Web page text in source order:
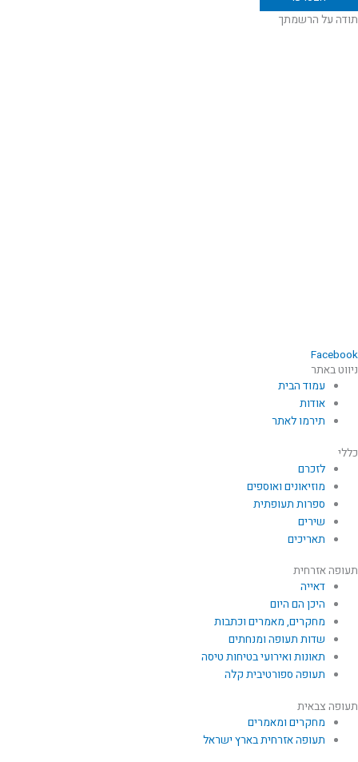
תודה על הרשמתך
Facebook
ניווט באתר
עמוד הבית
אודות
תירמו לאתר
כללי
לזכרם
מוזיאונים ואוספים
ספרות תעופתית
שירים
תאריכים
תעופה אזרחית
דאייה
היכן הם היום
מחקרים, מאמרים וכתבות
שדות תעופה ומנחתים
תאונות ואירועי בטיחות טיסה
תעופה ספורטיבית קלה
תעופה צבאית
מחקרים ומאמרים
תעופה אזרחית בארץ ישראל